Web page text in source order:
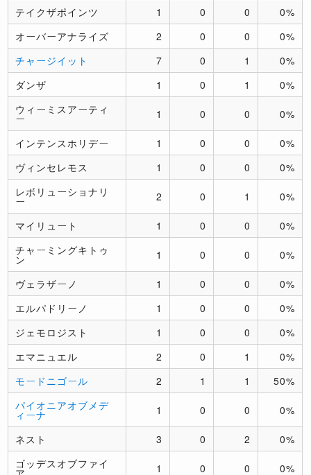
テイクザポインツ
1 0 0
0%
オーバーアナライズ
2 0 0
0%
チャージイット
7 0 1
0%
ダンザ
1 0 1
0%
ウィーミスアーティ
ー 1 0 0 0%
インテンスホリデー 1 0 0
0%
ヴィンセレモス
1 0 0
0%
レボリューショナリ
ー 2 0 1 0%
マイリュート 1 0 0
0%
チャーミングキトゥ
ン 1 0 0 0%
ヴェラザーノ 1 0 0
0%
エルパドリーノ
1 0 0
0%
ジェモロジスト
1 0 0
0%
エマニュエル
2 0 1
0%
モードニゴール
2 1 1
50%
パイオニアオブメデ
ィーナ 1 0 0 0%
ネスト 3 0 2
0%
ゴッデスオブファイ
1 0 0 0%